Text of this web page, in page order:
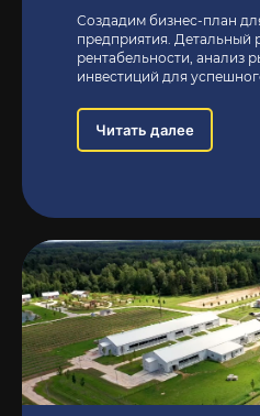
Создадим бизнес-план
предприятия. Детальный
рентабельности, анализ
инвестиций для
Читать далее